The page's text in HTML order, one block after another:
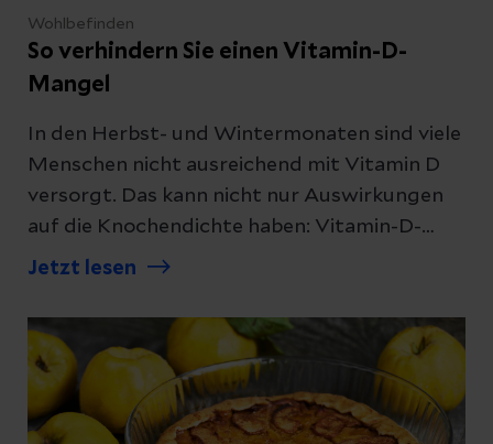
Wohlbefinden
So verhindern Sie einen Vitamin-D-
Mangel
In den Herbst- und Wintermonaten sind viele
Menschen nicht ausreichend mit Vitamin D
versorgt. Das kann nicht nur Auswirkungen
auf die Knochendichte haben: Vitamin-D-
Mangel wird auch mit Diabetes und
Wann aber ist die Einnahme von Präparaten
sinnvoll?
Jetzt lesen